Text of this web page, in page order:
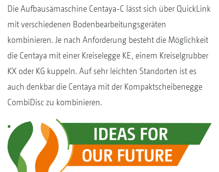
Die Aufbausämaschine Centaya-C lässt sich über QuickLink
mit verschiedenen Bodenbearbeitungsgeräten
kombinieren. Je nach Anforderung besteht die Möglichkeit
die Centaya mit einer Kreiselegge KE, einem Kreiselgrubber
KX oder KG kuppeln. Auf sehr leichten Standorten ist es
auch denkbar die Centaya mit der Kompaktscheibenegge
CombiDisc zu kombinieren.